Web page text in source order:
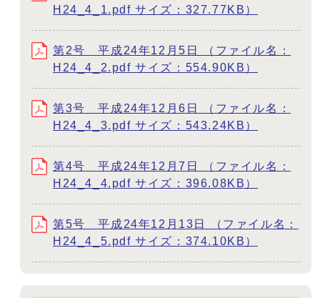
H24_4_1.pdf サイズ：327.77KB）
第2号 平成24年12月5日 （ファイル名：
H24_4_2.pdf サイズ：554.90KB）
第3号 平成24年12月6日 （ファイル名：
H24_4_3.pdf サイズ：543.24KB）
第4号 平成24年12月7日 （ファイル名：
H24_4_4.pdf サイズ：396.08KB）
第5号 平成24年12月13日 （ファイル名：
H24_4_5.pdf サイズ：374.10KB）